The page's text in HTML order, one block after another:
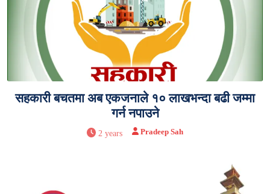
सहकारी बचतमा अब एकजनाले १० लाखभन्दा बढी जम्मा
गर्न नपाउने
2 years Pradeep Sah